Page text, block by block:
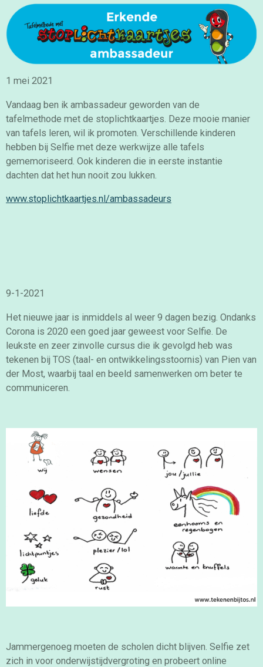
1 mei 2021
Vandaag ben ik ambassadeur geworden van de
tafelmethode met de stoplichtkaartjes. Deze mooie manier
van tafels leren, wil ik promoten. Verschillende kinderen
hebben bij Selfie met deze werkwijze alle tafels
gememoriseerd. Ook kinderen die in eerste instantie
dachten dat het hun nooit zou lukken.
www.stoplichtkaartjes.nl/ambassadeurs
9-1-2021
Het nieuwe jaar is inmiddels al weer 9 dagen bezig. Ondanks
Corona is 2020 een goed jaar geweest voor Selfie. De
leukste en zeer zinvolle cursus die ik gevolgd heb was
tekenen bij TOS (taal- en ontwikkelingsstoornis) van Pien van
der Most, waarbij taal en beeld samenwerken om beter te
communiceren.
Jammergenoeg moeten de scholen dicht blijven. Selfie zet
zich in voor onderwijstijdvergroting en probeert online